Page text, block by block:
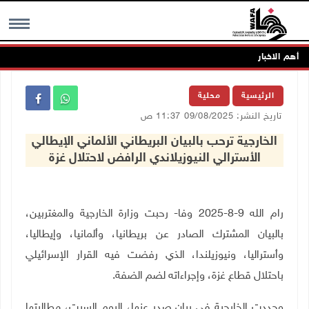
MENU أهم الاخبار
الرئيسية محلية
تاريخ النشر: 09/08/2025 11:37 ص
الخارجية ترحب بالبيان البريطاني الألماني الإيطالي
الأسترالي النيوزيلاندي الرافض لاحتلال غزة
رام الله 9-8-2025 وفا- رحبت وزارة الخارجية والمغتربين،
بالبيان المشترك الصادر عن بريطانيا، وألمانيا، وإيطاليا،
وأستراليا، ونيوزيلندا، الذي رفضت فيه القرار الإسرائيلي
باحتلال قطاع غزة، وإجراءاته لضم الضفة.